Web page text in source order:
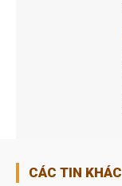
CÁC TIN KHÁC